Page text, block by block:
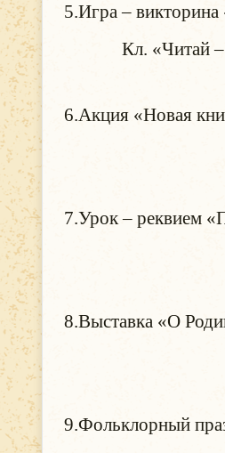
5.Игра –
Кл. «Читай
6.Акция «Новая
7.Урок –
8.Выставка «О
9.Фольклорный